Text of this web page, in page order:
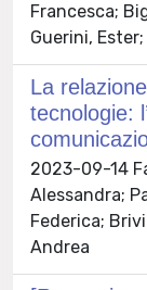
Francesca;
Guerini,
La
tecnologie:
2023-09-14
Alessandra;
Federica;
Andrea